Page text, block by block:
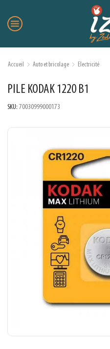
Accueil Auto et bricolage Electricité
PILE KODAK 1220 B1
SKU: 70030999000173